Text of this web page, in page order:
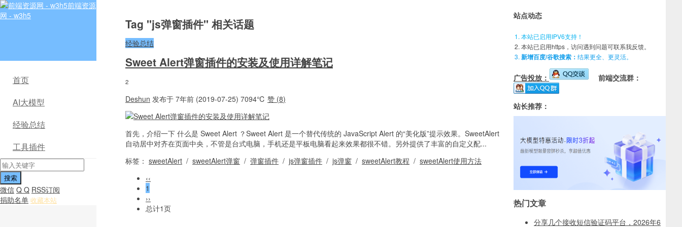
前端资源
网 - w3h5
首页
AI大模型
经验总结
工具插件
微信 Q Q RSS订阅
捐助名单 收藏本站
Tag "js弹窗插件" 相关话题
经验总结
Sweet Alert弹窗插件的安装及使用详解笔记
2
Deshun 发布于 7年前 (2019-07-25) 7094℃ 赞 (8)
首先，介绍一下 什么是 Sweet Alert ？Sweet Alert 是一个替代传统的 JavaScript Alert 的“美化版”提示效果。SweetAlert
自动居中对齐在页面中央，不管是台式电脑，手机还是平板电脑看起来效果都很不错。另外提供了丰富的自定义配...
标签： sweetAlert / sweetAlert弹窗 / 弹窗插件 / js弹窗插件 / js弹窗 / sweetAlert教程 / sweetAlert使用方法
‹‹
1
››
总计1页
站点动态
本站已启用IPV6支持！
本站已启用https，访问遇到问题可联系我反馈。
新增百度/谷歌搜索： 结果更全、更灵活。
广告投放： 前端交流群：
站长推荐：
热门文章
分享几个接收短信验证码平台，2026年6